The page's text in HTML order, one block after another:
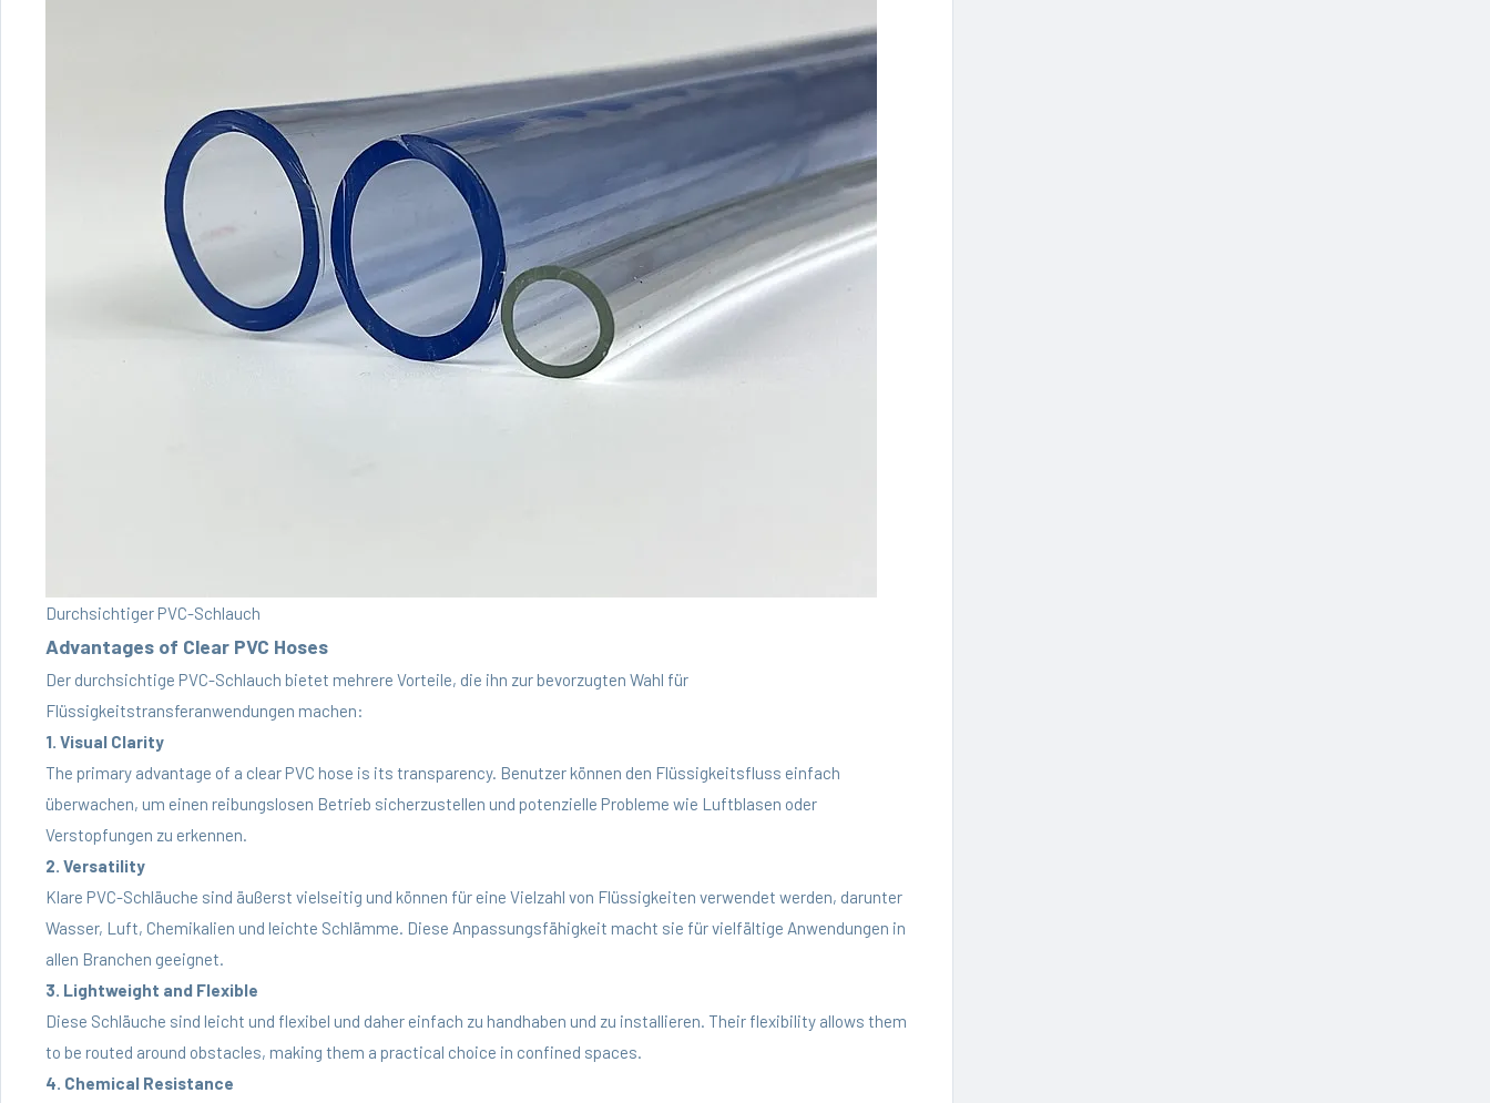
Durchsichtiger PVC-Schlauch
Advantages of Clear PVC Hoses
Der durchsichtige PVC-Schlauch bietet mehrere Vorteile, die ihn zur bevorzugten Wahl für
Flüssigkeitstransferanwendungen machen:
1. Visual Clarity
The primary advantage of a clear PVC hose is its transparency. Benutzer können den Flüssigkeitsfluss einfach
überwachen, um einen reibungslosen Betrieb sicherzustellen und potenzielle Probleme wie Luftblasen oder
Verstopfungen zu erkennen.
2. Versatility
Klare PVC-Schläuche sind äußerst vielseitig und können für eine Vielzahl von Flüssigkeiten verwendet werden, darunter
Wasser, Luft, Chemikalien und leichte Schlämme. Diese Anpassungsfähigkeit macht sie für vielfältige Anwendungen in
allen Branchen geeignet.
3. Lightweight and Flexible
Diese Schläuche sind leicht und flexibel und daher einfach zu handhaben und zu installieren. Their flexibility allows them
to be routed around obstacles, making them a practical choice in confined spaces.
4. Chemical Resistance